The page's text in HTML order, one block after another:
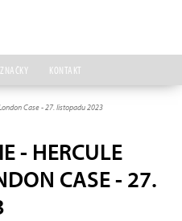
KONTAKT
Case - 27. listopadu 2023
- HERCULE
CASE - 27.